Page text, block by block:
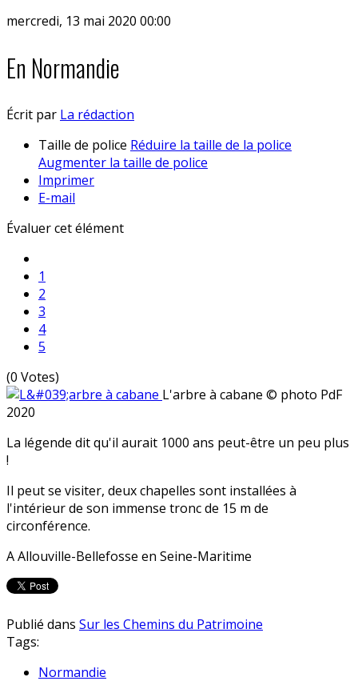
mercredi, 13 mai 2020 00:00
En Normandie
Écrit par La rédaction
Taille de police Réduire la taille de la police
Augmenter la taille de police
Imprimer
E-mail
Évaluer cet élément
1
2
3
4
5
(0 Votes)
L'arbre à cabane © photo PdF
2020
La légende dit qu'il aurait 1000 ans peut-être un peu plus
!
Il peut se visiter, deux chapelles sont installées à
l'intérieur de son immense tronc de 15 m de
circonférence.
A Allouville-Bellefosse en Seine-Maritime
Publié dans Sur les Chemins du Patrimoine
Tags:
Normandie